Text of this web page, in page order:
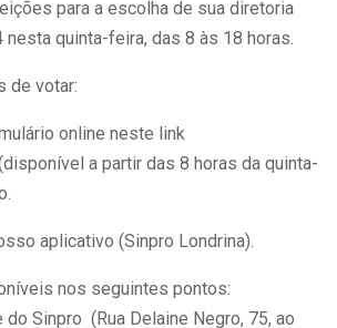
para a escolha de sua diretoria
quinta-feira, das 8 às 18 horas.
de votar:
online neste link
a partir das 8 horas da quinta-
aplicativo (Sinpro Londrina).
nos seguintes pontos:
do Sinpro (Rua Delaine Negro, 75, ao